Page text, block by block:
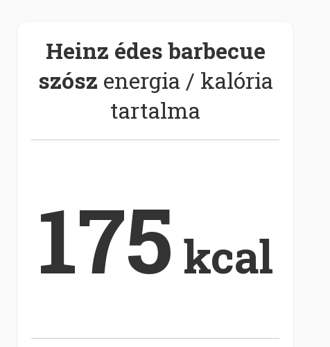
Heinz édes barbecue
szósz energia / kalória
tartalma
175 kcal